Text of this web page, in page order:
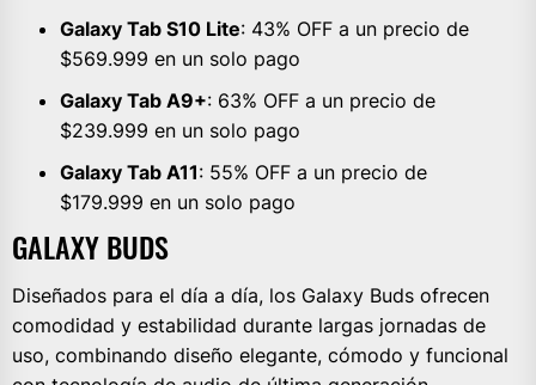
Galaxy Tab S10 Lite: 43% OFF a un precio de
$569.999 en un solo pago
Galaxy Tab A9+: 63% OFF a un precio de
$239.999 en un solo pago
Galaxy Tab A11: 55% OFF a un precio de
$179.999 en un solo pago
GALAXY BUDS
Diseñados para el día a día, los Galaxy Buds ofrecen
comodidad y estabilidad durante largas jornadas de
uso, combinando diseño elegante, cómodo y funcional